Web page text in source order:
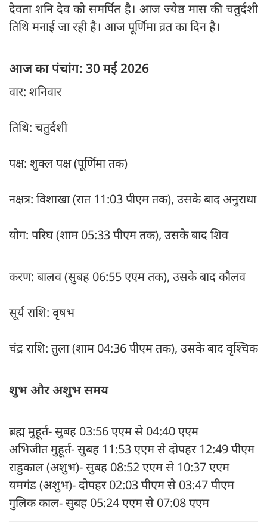
देवता शनि देव को समर्पित है। आज ज्येष्ठ मास की चतुर्दशी
तिथि मनाई जा रही है। आज पूर्णिमा व्रत का दिन है।
आज का पंचांग: 30 मई 2026
वार: शनिवार
तिथि: चतुर्दशी
पक्ष: शुक्ल पक्ष (पूर्णिमा तक)
नक्षत्र: विशाखा (रात 11:03 पीएम तक), उसके बाद अनुराधा
योग: परिघ (शाम 05:33 पीएम तक), उसके बाद शिव
करण: बालव (सुबह 06:55 एएम तक), उसके बाद कौलव
सूर्य राशि: वृषभ
चंद्र राशि: तुला (शाम 04:36 पीएम तक), उसके बाद वृश्चिक
शुभ और अशुभ समय
ब्रह्म मुहूर्त- सुबह 03:56 एएम से 04:40 एएम
अभिजीत मुहूर्त- सुबह 11:53 एएम से दोपहर 12:49 पीएम
राहुकाल (अशुभ)- सुबह 08:52 एएम से 10:37 एएम
यमगंड (अशुभ)- दोपहर 02:03 पीएम से 03:47 पीएम
गुलिक काल- सुबह 05:24 एएम से 07:08 एएम